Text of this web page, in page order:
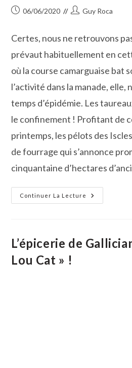
Publication
06/06/2020
Auteur/autrice
publication :
Guy Roca
Certes, nous ne retrouvons
prévaut habituellement en
où la course camarguaise bat
l’activité dans la manade, elle,
temps d’épidémie. Les
le confinement ! Profitant de
printemps, les pélots des
de fourrage qui s’annonce
cinquantaine d’hectares
Continuer La Lecture
Pendant
L’épidémie,
La
Manade…
L’épicerie de
Lou Cat » !